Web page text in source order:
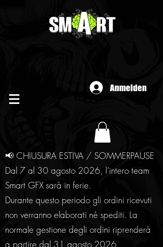
Anmelden
📢 CHIUSURA ESTIVA / SOMMERPAUSE
Dal 7 al 30 agosto 2026, l’intero team
Smart GFX sarà in ferie.
Durante questo periodo gli ordini ricevuti
non verranno elaborati né spediti. La
normale gestione degli ordini riprenderà
a partire dal 31 agosto 2026.